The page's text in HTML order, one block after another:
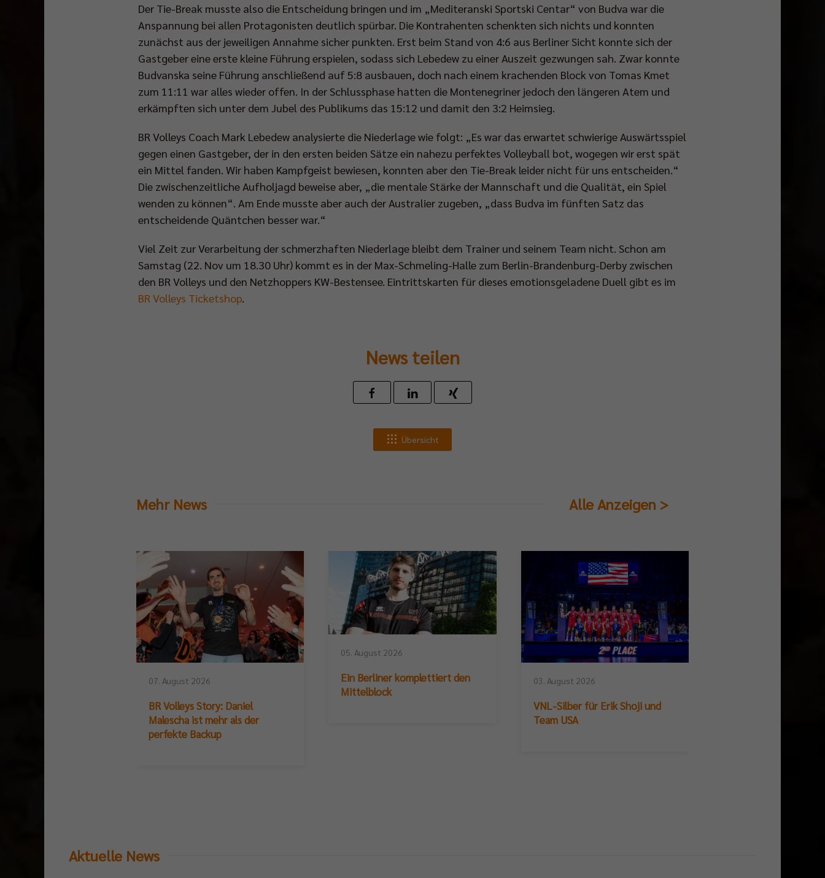
Der Tie-Break musste also die Entscheidung bringen und im „Mediteranski Sportski Centar“ von Budva war die
Anspannung bei allen Protagonisten deutlich spürbar. Die Kontrahenten schenkten sich nichts und konnten
zunächst aus der jeweiligen Annahme sicher punkten. Erst beim Stand von 4:6 aus Berliner Sicht konnte sich der
Gastgeber eine erste kleine Führung erspielen, sodass sich Lebedew zu einer Auszeit gezwungen sah. Zwar konnte
Budvanska seine Führung anschließend auf 5:8 ausbauen, doch nach einem krachenden Block von Tomas Kmet
zum 11:11 war alles wieder offen. In der Schlussphase hatten die Montenegriner jedoch den längeren Atem und
erkämpften sich unter dem Jubel des Publikums das 15:12 und damit den 3:2 Heimsieg.
BR Volleys Coach Mark Lebedew analysierte die Niederlage wie folgt: „Es war das erwartet schwierige Auswärtsspiel
gegen einen Gastgeber, der in den ersten beiden Sätze ein nahezu perfektes Volleyball bot, wogegen wir erst spät
ein Mittel fanden. Wir haben Kampfgeist bewiesen, konnten aber den Tie-Break leider nicht für uns entscheiden.“
Die zwischenzeitliche Aufholjagd beweise aber, „die mentale Stärke der Mannschaft und die Qualität, ein Spiel
wenden zu können“. Am Ende musste aber auch der Australier zugeben, „dass Budva im fünften Satz das
entscheidende Quäntchen besser war.“
Viel Zeit zur Verarbeitung der schmerzhaften Niederlage bleibt dem Trainer und seinem Team nicht. Schon am
Samstag (22. Nov um 18.30 Uhr) kommt es in der Max-Schmeling-Halle zum Berlin-Brandenburg-Derby zwischen
den BR Volleys und den Netzhoppers KW-Bestensee. Eintrittskarten für dieses emotionsgeladene Duell gibt es im
BR Volleys Ticketshop.
News teilen
Übersicht
Mehr News Alle Anzeigen >
07. August 2026
BR Volleys Story: Daniel
Malescha ist mehr als der
perfekte Backup
05. August 2026
Ein Berliner komplettiert den
Mittelblock
03. August 2026
VNL-Silber für Erik Shoji und
Team USA
Aktuelle News